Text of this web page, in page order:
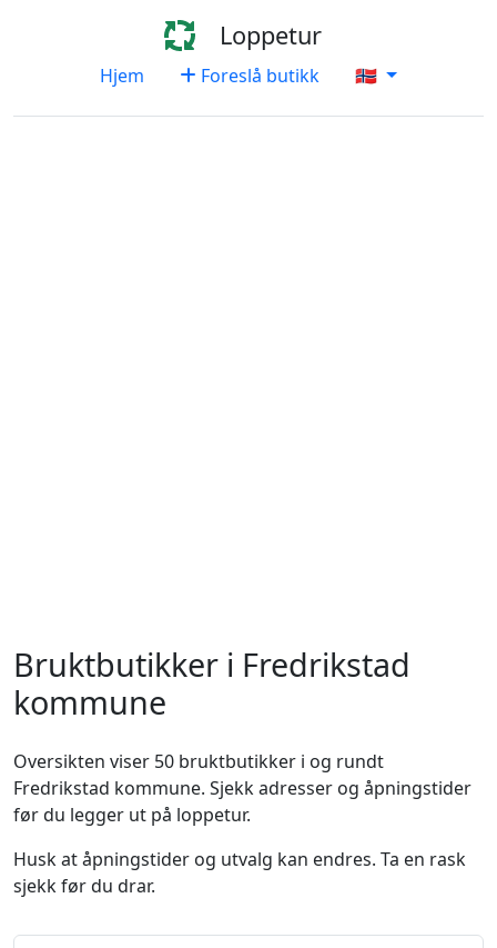
Loppetur
Hjem Foreslå butikk 🇳🇴
Bruktbutikker i Fredrikstad
kommune
Oversikten viser 50 bruktbutikker i og rundt
Fredrikstad kommune. Sjekk adresser og åpningstider
før du legger ut på loppetur.
Husk at åpningstider og utvalg kan endres. Ta en rask
sjekk før du drar.